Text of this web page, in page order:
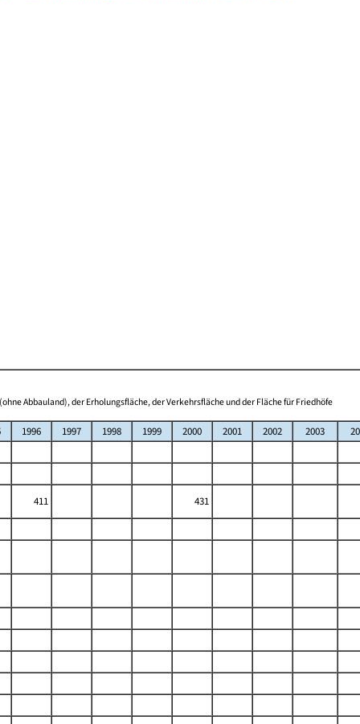
Abbauland), der Erholungsfläche, der Verkehrsfläche und der Fläche für Friedhöfe
1996 1997 1998 1999 2000 2001 2002 2003
411
431